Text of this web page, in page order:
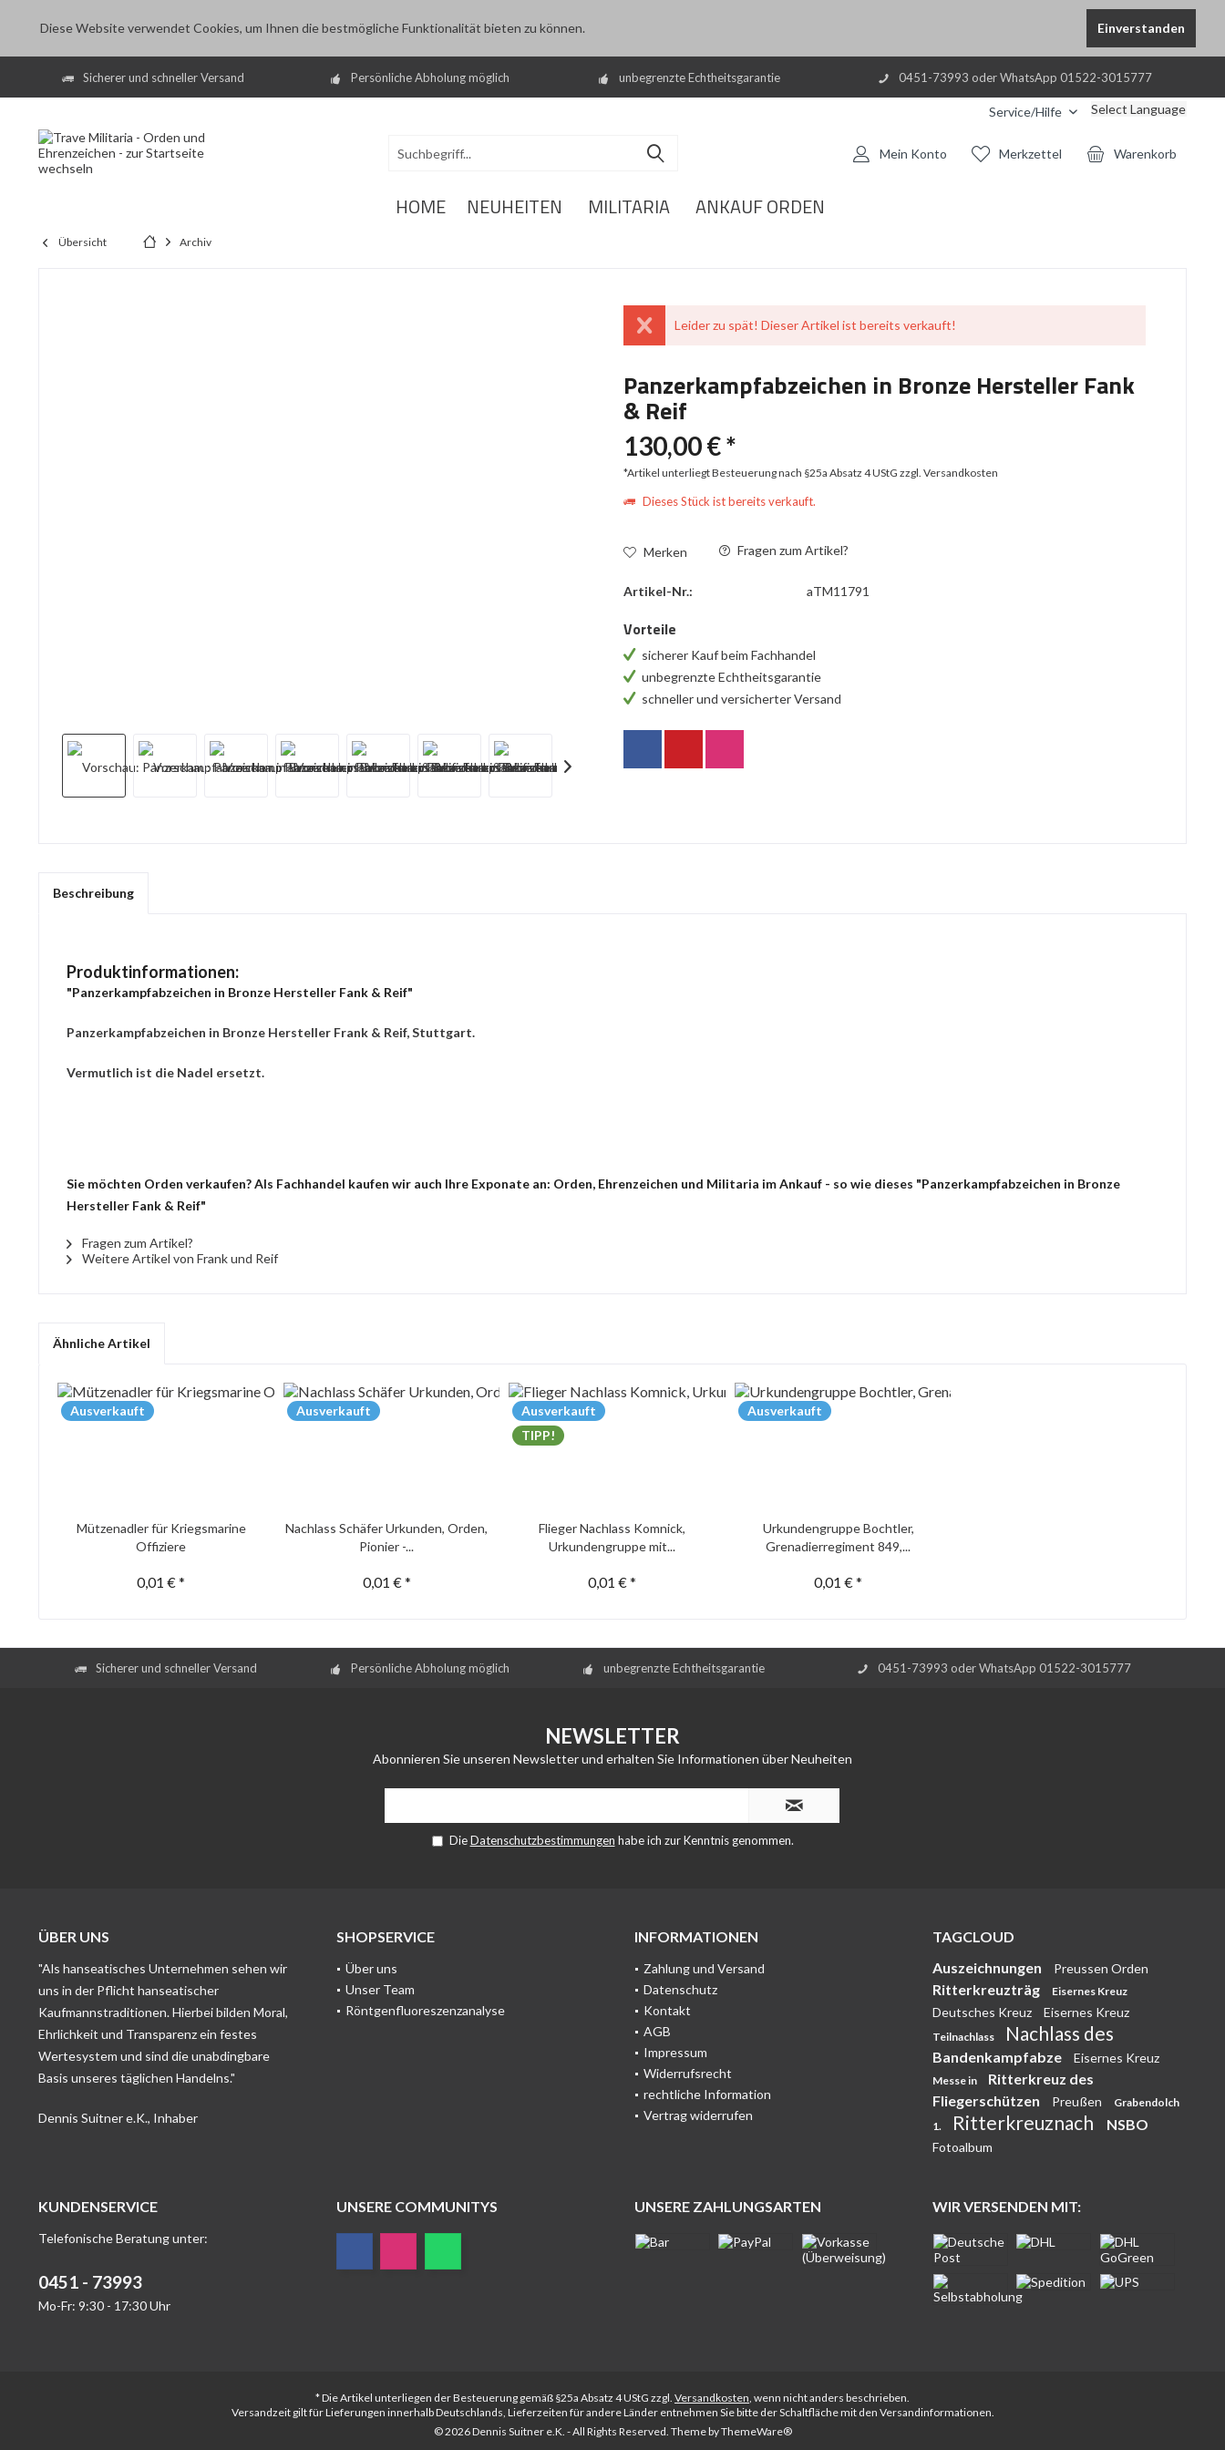
Diese Website verwendet Cookies, um Ihnen die bestmögliche Funktionalität bieten zu können. Einverstanden
Sicherer und schneller Versand Persönliche Abholung möglich unbegrenzte Echtheitsgarantie 0451-73993 oder WhatsApp 01522-3015777
Service/Hilfe Select Language
Warenkorb
Merkzettel
Mein Konto
HOME NEUHEITEN MILITARIA ANKAUF ORDEN
Übersicht Archiv
Leider zu spät! Dieser Artikel ist bereits verkauft!
Panzerkampfabzeichen in Bronze Hersteller Fank
& Reif
130,00 € *
*Artikel unterliegt Besteuerung nach §25a Absatz 4 UStGzzgl. Versandkosten
Dieses Stück ist bereits verkauft.
Merken Fragen zum Artikel?
Artikel-Nr.: aTM11791
Vorteile
sicherer Kauf beim Fachhandel
unbegrenzte Echtheitsgarantie
schneller und versicherter Versand
Beschreibung
Produktinformationen:
"Panzerkampfabzeichen in Bronze Hersteller Fank & Reif"
Panzerkampfabzeichen in Bronze Hersteller Frank & Reif, Stuttgart.
Vermutlich ist die Nadel ersetzt.
Sie möchten Orden verkaufen? Als Fachhandel kaufen wir auch Ihre Exponate an: Orden, Ehrenzeichen und Militaria im Ankauf - so wie dieses "Panzerkampfabzeichen in Bronze
Hersteller Fank & Reif"
Fragen zum Artikel?
Weitere Artikel von Frank und Reif
Ähnliche Artikel
Ausverkauft
Mützenadler für Kriegsmarine
Offiziere
0,01 € *
Ausverkauft
Nachlass Schäfer Urkunden, Orden,
Pionier -...
0,01 € *
Ausverkauft
TIPP!
Flieger Nachlass Komnick,
Urkundengruppe mit...
0,01 € *
Ausverkauft
Urkundengruppe Bochtler,
Grenadierregiment 849,...
0,01 € *
Sicherer und schneller Versand Persönliche Abholung möglich unbegrenzte Echtheitsgarantie 0451-73993 oder WhatsApp 01522-3015777
NEWSLETTER
Abonnieren Sie unseren Newsletter und erhalten Sie Informationen über Neuheiten
DieDatenschutzbestimmungen habe ich zur Kenntnis genommen.
ÜBER UNS
"Als hanseatisches Unternehmen sehen wir
uns in der Pflicht hanseatischer
Kaufmannstraditionen. Hierbei bilden Moral,
Ehrlichkeit und Transparenz ein festes
Wertesystem und sind die unabdingbare
Basis unseres täglichen Handelns."
Dennis Suitner e.K., Inhaber
SHOPSERVICE
Über uns
Unser Team
Röntgenfluoreszenzanalyse
INFORMATIONEN
Zahlung und Versand
Datenschutz
Kontakt
AGB
Impressum
Widerrufsrecht
rechtliche Information
Vertrag widerrufen
TAGCLOUD
Auszeichnungen
Preussen Orden
Ritterkreuzträg Eisernes Kreuz
Deutsches Kreuz Eisernes Kreuz
Teilnachlass Nachlass des
Bandenkampfabze Eisernes Kreuz
Messe in
Ritterkreuz des
Fliegerschützen
Preußen
Grabendolch
1.
Ritterkreuznach NSBO
Fotoalbum
KUNDENSERVICE
Telefonische Beratung unter:
0451 - 73993
Mo-Fr: 9:30 - 17:30 Uhr
UNSERE COMMUNITYS UNSERE ZAHLUNGSARTEN WIR VERSENDEN MIT:
* Die Artikel unterliegen der Besteuerung gemäß §25a Absatz 4 UStG zzgl. Versandkosten, wenn nicht anders beschrieben.
Versandzeit gilt für Lieferungen innerhalb Deutschlands, Lieferzeiten für andere Länder entnehmen Sie bitte der Schaltfläche mit den Versandinformationen.
© 2026 Dennis Suitner e.K. - All Rights Reserved. Theme byThemeWare®